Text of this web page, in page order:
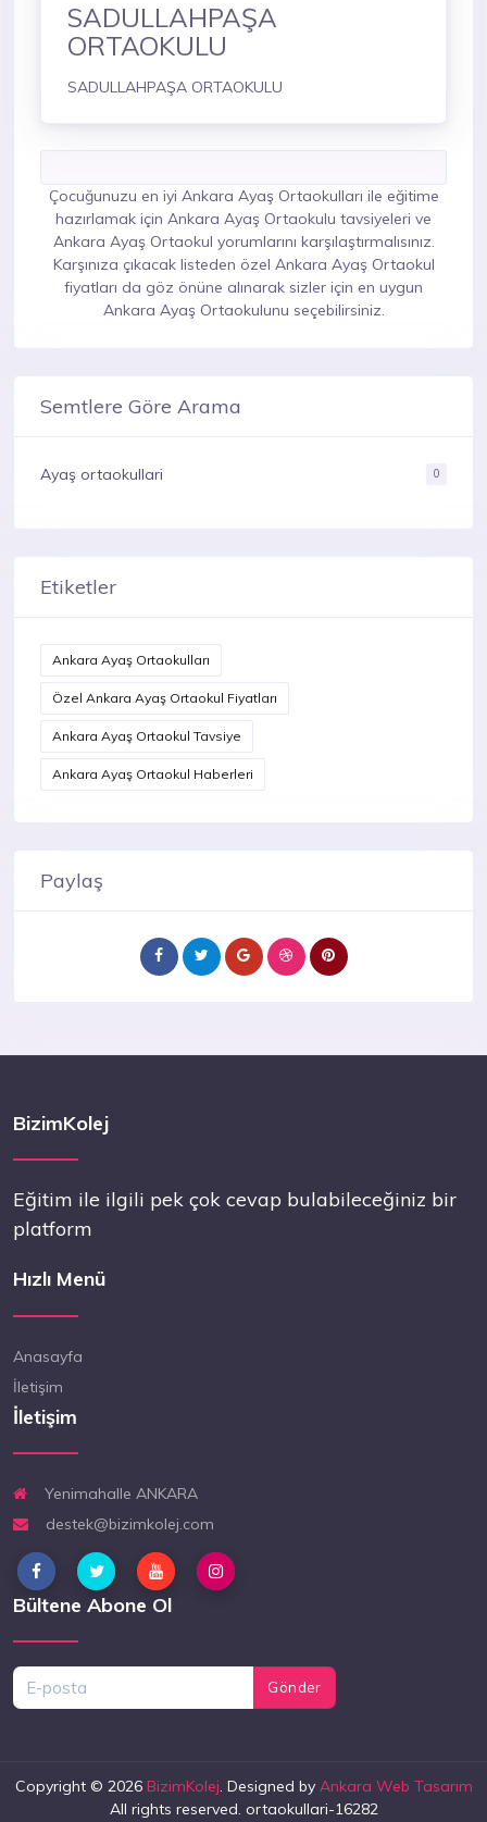
SADULLAHPAŞA
ORTAOKULU
SADULLAHPAŞA ORTAOKULU
Çocuğunuzu en iyi Ankara Ayaş Ortaokulları ile eğitime
hazırlamak için Ankara Ayaş Ortaokulu tavsiyeleri ve
Ankara Ayaş Ortaokul yorumlarını karşılaştırmalısınız.
Karşınıza çıkacak listeden özel Ankara Ayaş Ortaokul
fiyatları da göz önüne alınarak sizler için en uygun
Ankara Ayaş Ortaokulunu seçebilirsiniz.
Semtlere Göre Arama
Ayaş ortaokullari 0
Etiketler
Ankara Ayaş Ortaokulları
Özel Ankara Ayaş Ortaokul Fiyatları
Ankara Ayaş Ortaokul Tavsiye
Ankara Ayaş Ortaokul Haberleri
Paylaş
BizimKolej
Eğitim ile ilgili pek çok cevap bulabileceğiniz bir
platform
Hızlı Menü
Anasayfa
İletişim
İletişim
Yenimahalle ANKARA
destek@bizimkolej.com
Bültene Abone Ol
Gönder
Copyright © 2026 BizimKolej. Designed by Ankara Web Tasarım
All rights reserved. ortaokullari-16282